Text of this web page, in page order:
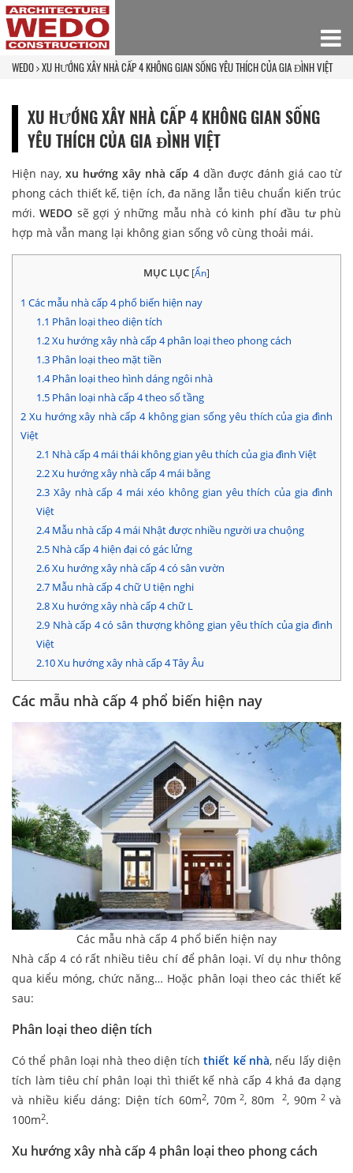
WEDO XU HƯỚNG XÂY NHÀ CẤP 4 KHÔNG GIAN SỐNG YÊU THÍCH CỦA GIA ĐÌNH VIỆT
XU HƯỚNG XÂY NHÀ CẤP 4 KHÔNG GIAN SỐNG
YÊU THÍCH CỦA GIA ĐÌNH VIỆT
Hiện nay,xu hướng xây nhà cấp 4 dần được đánh giá cao từ
phong cách thiết kế, tiện ích, đa năng lẫn tiêu chuẩn kiến trúc
mới.WEDO sẽ gợi ý những mẫu nhà có kinh phí đầu tư phù
hợp mà vẫn mang lại không gian sống vô cùng thoải mái.
MỤC LỤC [Ẩn]
1 Các mẫu nhà cấp 4 phổ biến hiện nay
1.1 Phân loại theo diện tích
1.2Xu hướng xây nhà cấp 4 phân loại theo phong cách
1.3Phân loại theo mặt tiền
1.4Phân loại theo hình dáng ngôi nhà
1.5Phân loại nhà cấp 4 theo số tầng
2 Xu hướng xây nhà cấp 4 không gian sống yêu thích của gia đình
Việt
2.1 Nhà cấp 4 mái thái không gian yêu thích của gia đình Việt
2.2Xu hướng xây nhà cấp 4 mái bằng
2.3Xây nhà cấp 4 mái xéo không gian yêu thích của gia đình
Việt
2.4Mẫu nhà cấp 4 mái Nhật được nhiều người ưa chuộng
2.5Nhà cấp 4 hiện đại có gác lửng
2.6Xu hướng xây nhà cấp 4 có sân vườn
2.7Mẫu nhà cấp 4 chữ U tiện nghi
2.8Xu hướng xây nhà cấp 4 chữ L
2.9Nhà cấp 4 có sân thượng không gian yêu thích của gia đình
Việt
2.10Xu hướng xây nhà cấp 4 Tây Âu
Các mẫu nhà cấp 4 phổ biến hiện nay
Các mẫu nhà cấp 4 phổ biến hiện nay
Nhà cấp 4 có rất nhiều tiêu chí để phân loại. Ví dụ như thông
qua kiểu móng, chức năng… Hoặc phân loại theo các thiết kế
sau:
Phân loại theo diện tích
Có thể phân loại nhà theo diện tíchthiết kế nhà, nếu lấy diện
tích làm tiêu chí phân loại thì thiết kế nhà cấp 4 khá đa dạng
và nhiều kiểu dáng: Diện tích 60m2, 70m 2, 80m 2, 90m 2và
100m2.
Xu hướng xây nhà cấp 4 phân loại theo phong cách